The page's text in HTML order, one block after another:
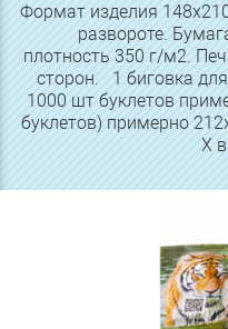
Формат изделия
развороте.
плотность 350 г/м2.
сторон. 1 биговка
1000 шт буклетов
буклетов) примерно
Х